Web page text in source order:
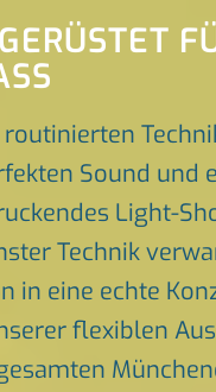
routinierten
Sound und
Light-
Technik
in eine echte
flexiblen